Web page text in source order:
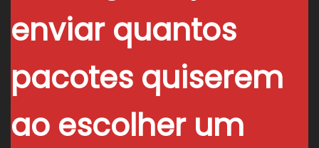
enviar quantos
pacotes quiserem
ao escolher um